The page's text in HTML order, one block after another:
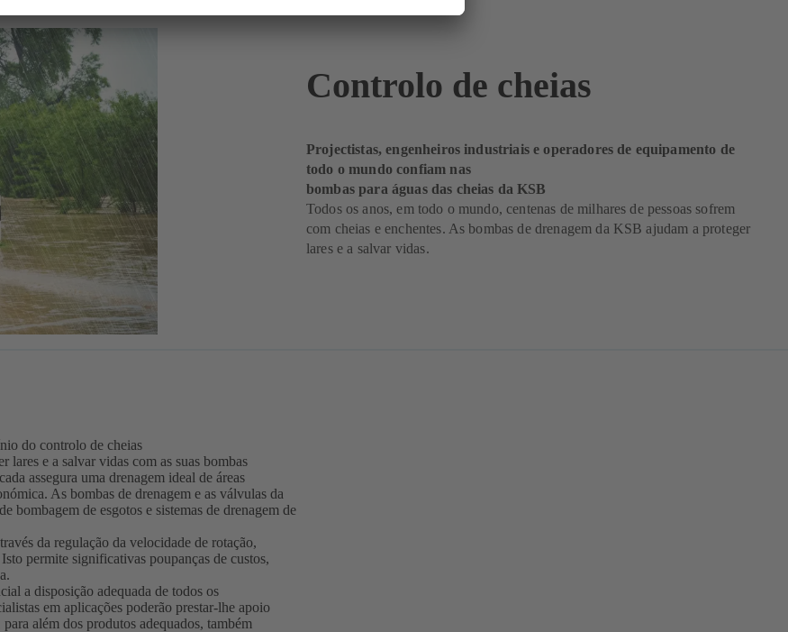
Controlo de cheias
Projectistas, engenheiros industriais e operadores de equipamento de
todo o mundo confiam nas
bombas para águas das cheias da KSB
Todos os anos, em todo o mundo, centenas de milhares de pessoas sofrem
com cheias e enchentes. As bombas de drenagem da KSB ajudam a proteger
lares e a salvar vidas.
do controlo de cheias
lares e a salvar vidas com as suas bombas
assegura uma drenagem ideal de áreas
As bombas de drenagem e as válvulas da
bombagem de esgotos e sistemas de drenagem de
da regulação da velocidade de rotação,
permite significativas poupanças de custos,
a disposição adequada de todos os
em aplicações poderão prestar-lhe apoio
além dos produtos adequados, também